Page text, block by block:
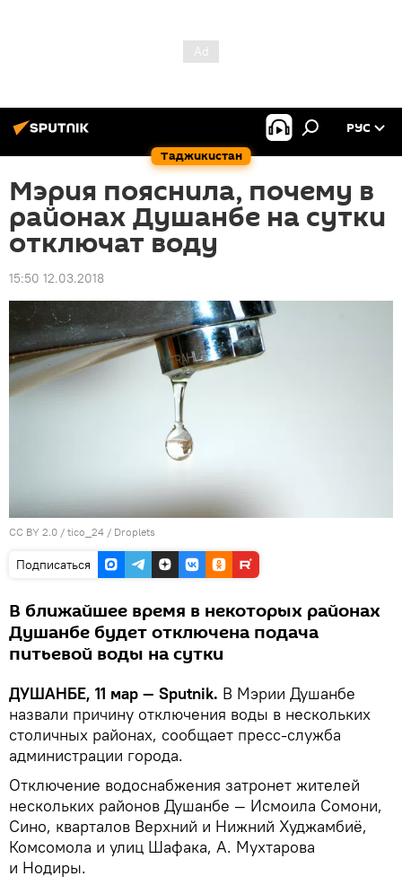
Таджикистан
РУС
Мэрия пояснила, почему в
районах Душанбе на сутки
отключат воду
15:50 12.03.2018
CC BY 2.0 / tico_24 / Droplets
Подписаться
В ближайшее время в некоторых районах
Душанбе будет отключена подача
питьевой воды на сутки
ДУШАНБЕ, 11 мар — Sputnik. В Мэрии Душанбе
назвали причину отключения воды в нескольких
столичных районах, сообщает пресс-служба
администрации города.
Отключение водоснабжения затронет жителей
нескольких районов Душанбе — Исмоила Сомони,
Сино, кварталов Верхний и Нижний Худжамбиё,
Комсомола и улиц Шафака, А. Мухтарова
и Нодиры.